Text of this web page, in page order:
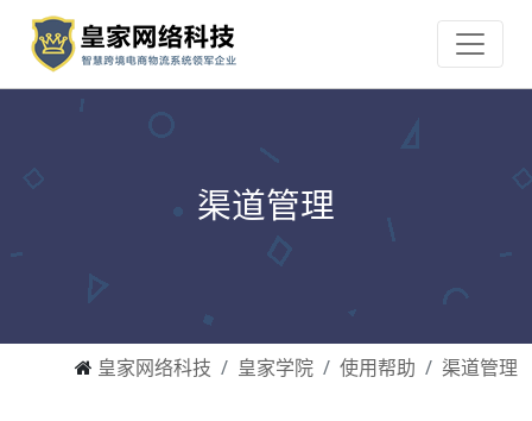
渠道管理
皇家网络科技 皇家学院 使用帮助 渠道管理